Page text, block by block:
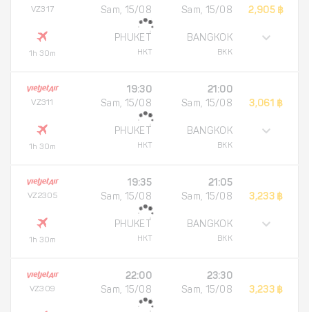
VZ317
1h 30m
Sam, 15/08
PHUKET
HKT
Sam, 15/08
BANGKOK
BKK
2,905 ฿
VZ311
1h 30m
19:30
Sam, 15/08
PHUKET
HKT
21:00
Sam, 15/08
BANGKOK
BKK
3,061 ฿
VZ2305
1h 30m
19:35
Sam, 15/08
PHUKET
HKT
21:05
Sam, 15/08
BANGKOK
BKK
3,233 ฿
VZ309
22:00
Sam, 15/08
23:30
Sam, 15/08
3,233 ฿